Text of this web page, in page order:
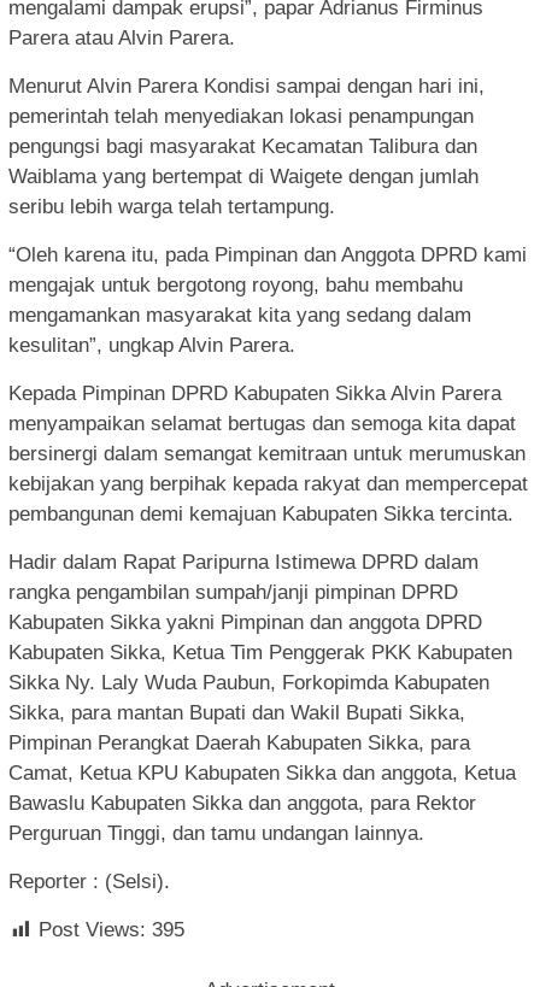
mengalami dampak erupsi”, papar Adrianus Firminus
Parera atau Alvin Parera.
Menurut Alvin Parera Kondisi sampai dengan hari ini,
pemerintah telah menyediakan lokasi penampungan
pengungsi bagi masyarakat Kecamatan Talibura dan
Waiblama yang bertempat di Waigete dengan jumlah
seribu lebih warga telah tertampung.
“Oleh karena itu, pada Pimpinan dan Anggota DPRD kami
mengajak untuk bergotong royong, bahu membahu
mengamankan masyarakat kita yang sedang dalam
kesulitan”, ungkap Alvin Parera.
Kepada Pimpinan DPRD Kabupaten Sikka Alvin Parera
menyampaikan selamat bertugas dan semoga kita dapat
bersinergi dalam semangat kemitraan untuk merumuskan
kebijakan yang berpihak kepada rakyat dan mempercepat
pembangunan demi kemajuan Kabupaten Sikka tercinta.
Hadir dalam Rapat Paripurna Istimewa DPRD dalam
rangka pengambilan sumpah/janji pimpinan DPRD
Kabupaten Sikka yakni Pimpinan dan anggota DPRD
Kabupaten Sikka, Ketua Tim Penggerak PKK Kabupaten
Sikka Ny. Laly Wuda Paubun, Forkopimda Kabupaten
Sikka, para mantan Bupati dan Wakil Bupati Sikka,
Pimpinan Perangkat Daerah Kabupaten Sikka, para
Camat, Ketua KPU Kabupaten Sikka dan anggota, Ketua
Bawaslu Kabupaten Sikka dan anggota, para Rektor
Perguruan Tinggi, dan tamu undangan lainnya.
Reporter : (Selsi).
Post Views: 395